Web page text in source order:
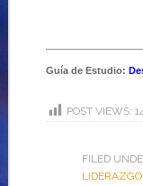
Guía de Estudio:
POST VIEWS:
FILED
LIDERAZGO